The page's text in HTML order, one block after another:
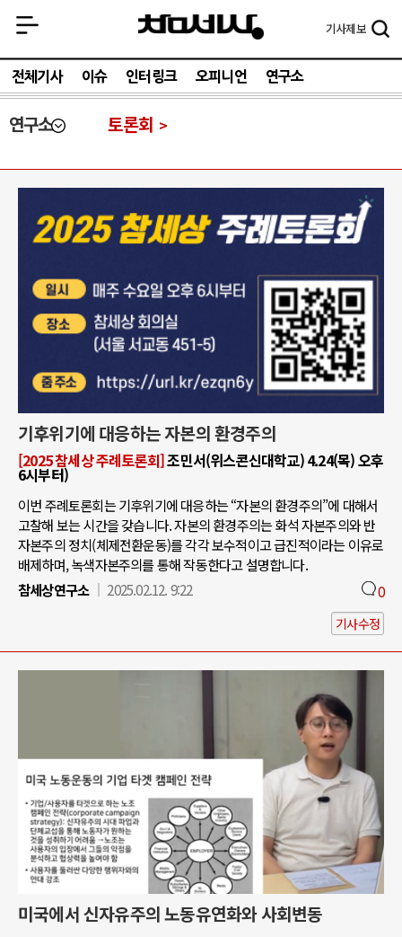
기사제보
전체기사 이슈 인터링크 오피니언 연구소
연구소 토론회
기후위기에 대응하는 자본의 환경주의
[2025 참세상 주례토론회]조민서(위스콘신대학교) 4.24(목) 오후
6시부터)
이번 주례토론회는 기후위기에 대응하는 “자본의 환경주의”에 대해서
고찰해 보는 시간을 갖습니다. 자본의 환경주의는 화석 자본주의와 반
자본주의 정치(체제전환운동)를 각각 보수적이고 급진적이라는 이유로
배제하며, 녹색자본주의를 통해 작동한다고 설명합니다.
참세상연구소
2025.02.12. 9:22 0
기사수정
미국에서 신자유주의 노동유연화와 사회변동